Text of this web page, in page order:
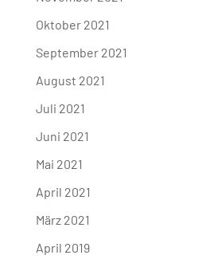
Oktober 2021
September 2021
August 2021
Juli 2021
Juni 2021
Mai 2021
April 2021
März 2021
April 2019